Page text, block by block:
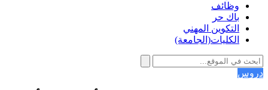
وظائف
باك حر
التكوين المهني
الكليات(الجامعة)
دروس